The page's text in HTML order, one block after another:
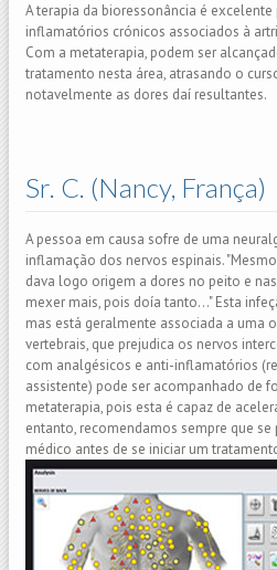
A terapia da bioressonância é
inflamatórios crónicos associados à
Com a metaterapia, podem ser
tratamento nesta área, atrasando o
notavelmente as dores daí resultantes.
Sr. C. (Nancy, França)
A pessoa em causa sofre de uma
inflamação dos nervos espinais.
dava logo origem a dores no peito e
mexer mais, pois doía tanto..." Esta
mas está geralmente associada a uma
vertebrais, que prejudica os nervos
com analgésicos e anti-inflamatórios
assistente) pode ser acompanhado de
metaterapia, pois esta é capaz de
entanto, recomendamos sempre que
médico antes de se iniciar um